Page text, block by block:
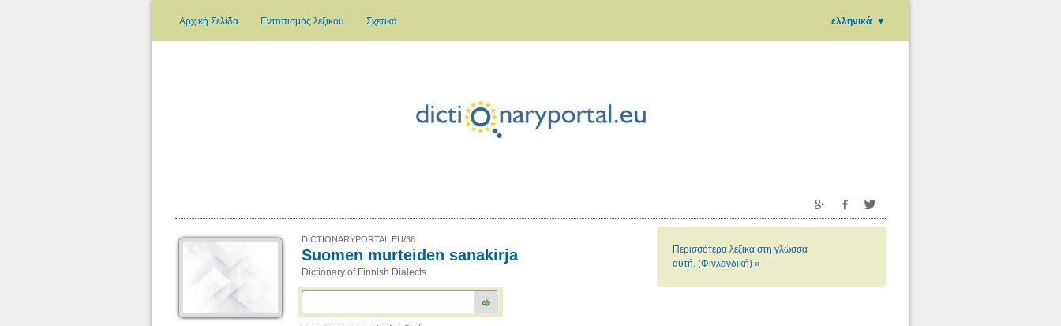
Αρχική Σελίδα Εντοπισμός λεξικού Σχετικά ελληνικά ▼
Περισσότερα λεξικά στη γλώσσα
αυτή. (Φινλανδική) »
DICTIONARYPORTAL.EU/36
Suomen murteiden sanakirja
Dictionary of Finnish Dialects